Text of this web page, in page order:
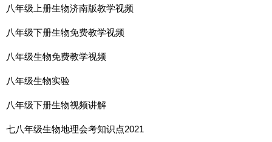
八年级上册生物济南版教学视频
八年级下册生物免费教学视频
八年级生物免费教学视频
八年级生物实验
八年级下册生物视频讲解
七八年级生物地理会考知识点2021